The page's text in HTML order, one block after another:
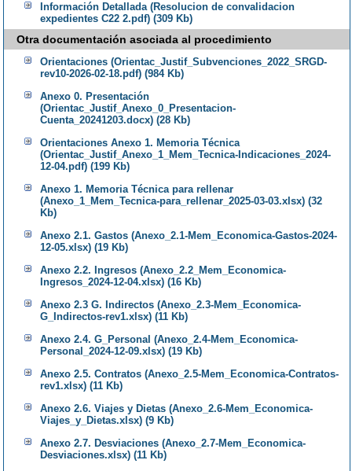
Información Detallada (Resolucion de convalidacion
expedientes C22 2.pdf) (309 Kb)
Otra documentación asociada al procedimiento
Orientaciones (Orientac_Justif_Subvenciones_2022_SRGD-
rev10-2026-02-18.pdf) (984 Kb)
Anexo 0. Presentación
(Orientac_Justif_Anexo_0_Presentacion-
Cuenta_20241203.docx) (28 Kb)
Orientaciones Anexo 1. Memoria Técnica
(Orientac_Justif_Anexo_1_Mem_Tecnica-Indicaciones_2024-
12-04.pdf) (199 Kb)
Anexo 1. Memoria Técnica para rellenar
(Anexo_1_Mem_Tecnica-para_rellenar_2025-03-03.xlsx) (32
Kb)
Anexo 2.1. Gastos (Anexo_2.1-Mem_Economica-Gastos-2024-
12-05.xlsx) (19 Kb)
Anexo 2.2. Ingresos (Anexo_2.2_Mem_Economica-
Ingresos_2024-12-04.xlsx) (16 Kb)
Anexo 2.3 G. Indirectos (Anexo_2.3-Mem_Economica-
G_Indirectos-rev1.xlsx) (11 Kb)
Anexo 2.4. G_Personal (Anexo_2.4-Mem_Economica-
Personal_2024-12-09.xlsx) (19 Kb)
Anexo 2.5. Contratos (Anexo_2.5-Mem_Economica-Contratos-
rev1.xlsx) (11 Kb)
Anexo 2.6. Viajes y Dietas (Anexo_2.6-Mem_Economica-
Viajes_y_Dietas.xlsx) (9 Kb)
Anexo 2.7. Desviaciones (Anexo_2.7-Mem_Economica-
Desviaciones.xlsx) (11 Kb)